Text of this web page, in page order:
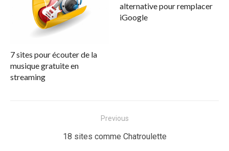
7 sites pour écouter de la
musique gratuite en
streaming
alternative pour remplacer
iGoogle
Previous
Previous
18 sites comme Chatroulette